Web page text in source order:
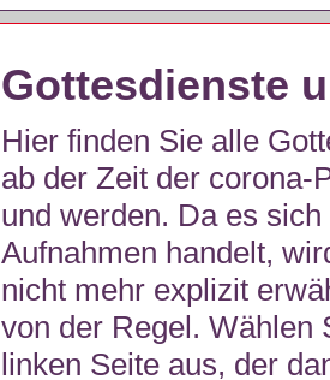
Gottesdienste
Hier finden Sie alle
ab der Zeit der corona-
und werden. Da es
Aufnahmen handelt,
nicht mehr explizit
von der Regel. Wählen
linken Seite aus, der